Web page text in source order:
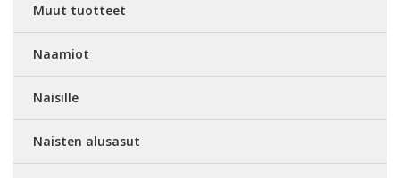
Muut tuotteet
Naamiot
Naisille
Naisten alusasut